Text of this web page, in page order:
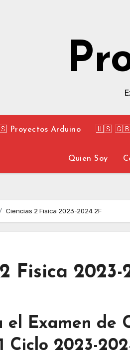
Arduino 🇺🇸 🇬🇧
Quien Soy
Ciencias 2 Fisica 2023-2024 2F
Fisica 2023-
el Examen de
Ciclo 2023-